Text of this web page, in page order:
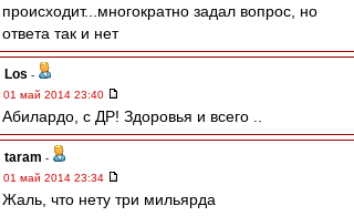
происходит...многократно задал вопрос, но
ответа так и нет
Los -
01 май 2014 23:40
Абилардо, с ДР! Здоровья и всего ..
taram -
01 май 2014 23:34
Жаль, что нету три мильярда